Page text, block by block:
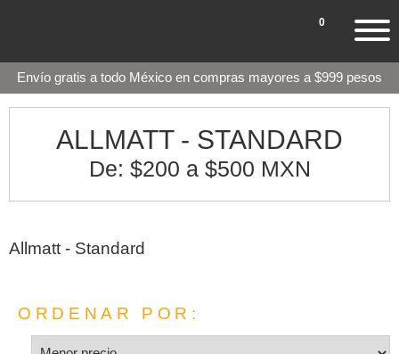
0
Envío gratis a todo México en compras mayores a $999 pesos
ALLMATT - STANDARD
De: $200 a $500 MXN
Allmatt - Standard
ORDENAR POR: